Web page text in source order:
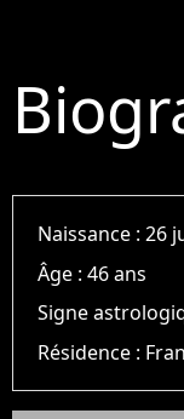
Naissance :26
Âge :46 ans
Signe
Résidence :